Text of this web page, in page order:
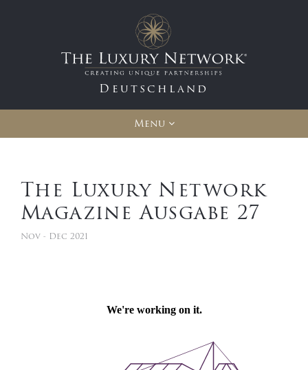
Deutschland
Menu
The Luxury Network
Magazine Ausgabe 27
Nov - Dec 2021